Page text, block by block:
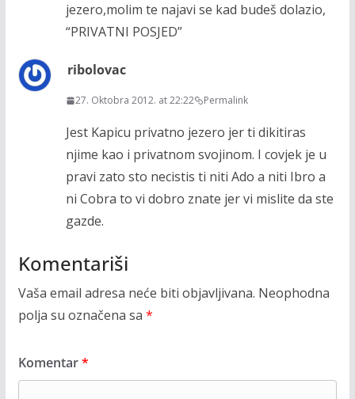
jezero,molim te najavi se kad budeš dolazio,
“PRIVATNI POSJED”
ribolovac
27. Oktobra 2012. at 22:22 Permalink
Jest Kapicu privatno jezero jer ti dikitiras
njime kao i privatnom svojinom. I covjek je u
pravi zato sto necistis ti niti Ado a niti Ibro a
ni Cobra to vi dobro znate jer vi mislite da ste
gazde.
Komentariši
Vaša email adresa neće biti objavljivana. Neophodna
polja su označena sa *
Komentar*